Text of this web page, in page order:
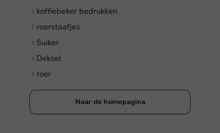
koffiebeker bedrukken
roerstaafjes
Suiker
Deksel
roer
Naar de homepagina